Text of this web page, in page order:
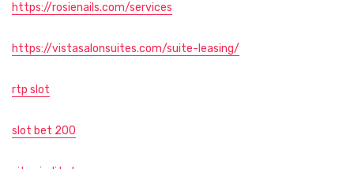
https://rosienails.com/services
https://vistasalonsuites.com/suite-leasing/
rtp slot
slot bet 200